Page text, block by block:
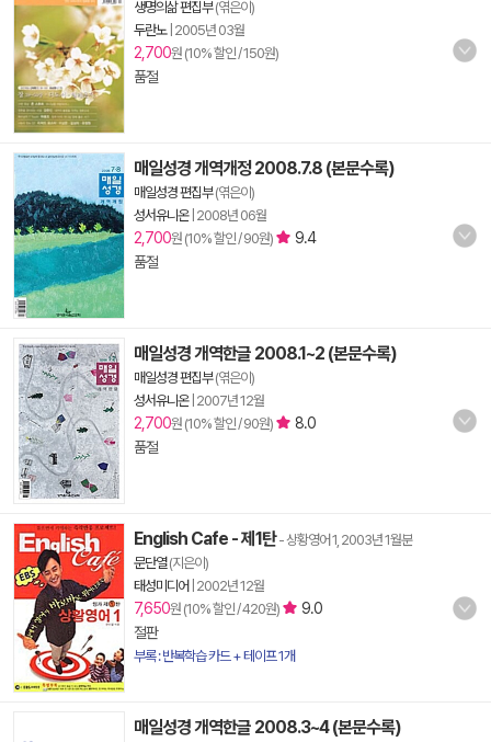
생명의삶 편집부(엮은이)
두란노| 2005년 03월
2,700원 (10% 할인 / 150원)
품절
매일성경 개역개정 2008.7.8 (본문수록)
매일성경 편집부(엮은이)
성서유니온| 2008년 06월
2,700원 (10% 할인 / 90원)
9.4
품절
매일성경 개역한글 2008.1~2 (본문수록)
매일성경 편집부(엮은이)
성서유니온| 2007년 12월
2,700원 (10% 할인 / 90원)
8.0
품절
English Cafe - 제1탄- 상황영어 1, 2003년 1월분
문단열(지은이)
태성미디어 2002년 12월
7,650원 (10% 할인 / 420원)
9.0
절판
부록 : 반복학습 카드 + 테이프 1개
매일성경 개역한글 2008.3~4 (본문수록)